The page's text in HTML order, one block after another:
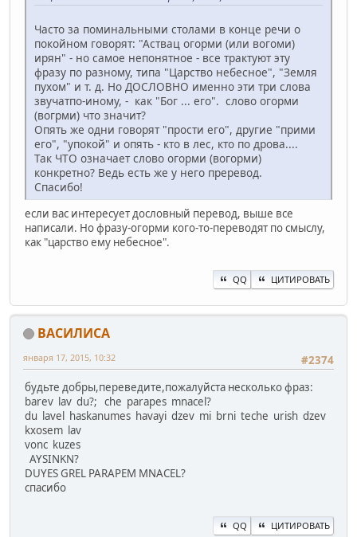
Часто за поминальными столами в конце речи о
покойном говорят: "Аствац огорми (или вогоми)
ирян" - но самое непонятное - все трактуют эту
фразу по разному, типа "Царство небесное", "Земля
пухом" и т. д. Но ДОСЛОВНО именно эти три слова
звучатпо-иному, - как "Бог ... его". слово огорми
(вогрми) что значит?
Опять же одни говорят "прости его", другие "прими
его", "упокой" и опять - кто в лес, кто по дрова....
Так ЧТО означает слово огорми (вогорми)
конкретно? Ведь есть же у него преревод.
Спасибо!
если вас интересует дословный перевод, выше все
написали. Но фразу-огорми кого-то-переводят по смыслу,
как "царство ему небесное".
QQ ЦИТИРОВАТЬ
ВАСИЛИСА
#2374
января 17, 2015, 10:32
будьте добры,переведите,пожалуйста несколько фраз:
barev lav du?; che parapes mnacel?
du lavel haskanumes havayi dzev mi brni teche urish dzev
kxosem lav
vonc kuzes
AYSINKN?
DUYES GREL PARAPEM MNACEL?
спасибо
QQ ЦИТИРОВАТЬ